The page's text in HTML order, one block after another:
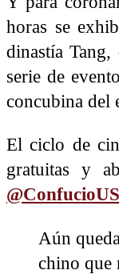
horas se
dinastía
serie de
concubina del
El ciclo de
gratuitas y
Aún
chino que